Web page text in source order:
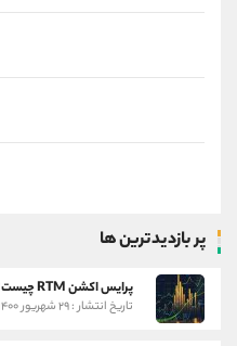
پر بازدیدترین ها
پرایس اکشن RTM چیست؟
تاریخ انتشار : ۲۹ شهریور ۱۴۰۰